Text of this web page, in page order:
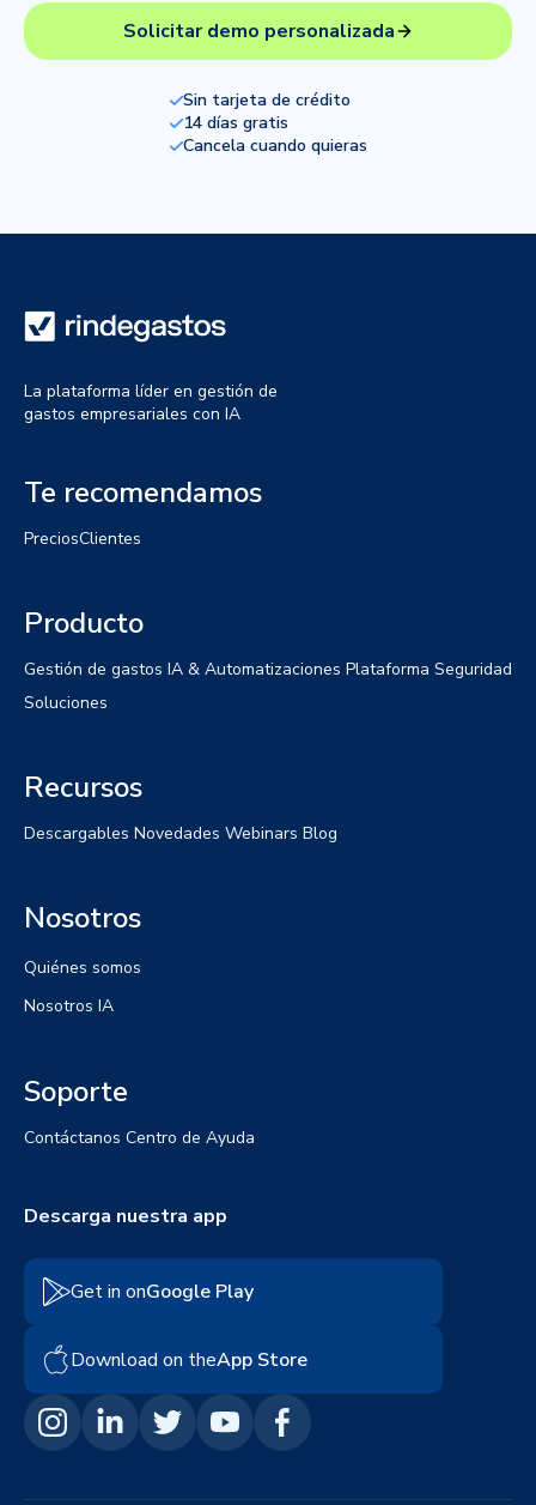
Solicitar demo personalizada
Sin tarjeta de crédito
14 días gratis
Cancela cuando quieras
La plataforma líder en gestión de
gastos empresariales con IA
Te recomendamos
PreciosClientes
Producto
Gestión de gastos IA & Automatizaciones Plataforma Seguridad
Soluciones
Recursos
Descargables Novedades Webinars Blog
Nosotros
Quiénes somos
Nosotros IA
Soporte
Contáctanos Centro de Ayuda
Descarga nuestra app
Get in onGoogle Play
Download on theApp Store